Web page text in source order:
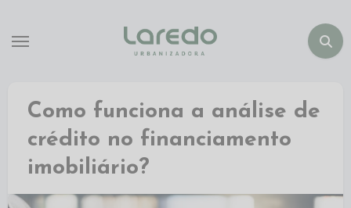
Como funciona a análise de
crédito no financiamento
imobiliário?